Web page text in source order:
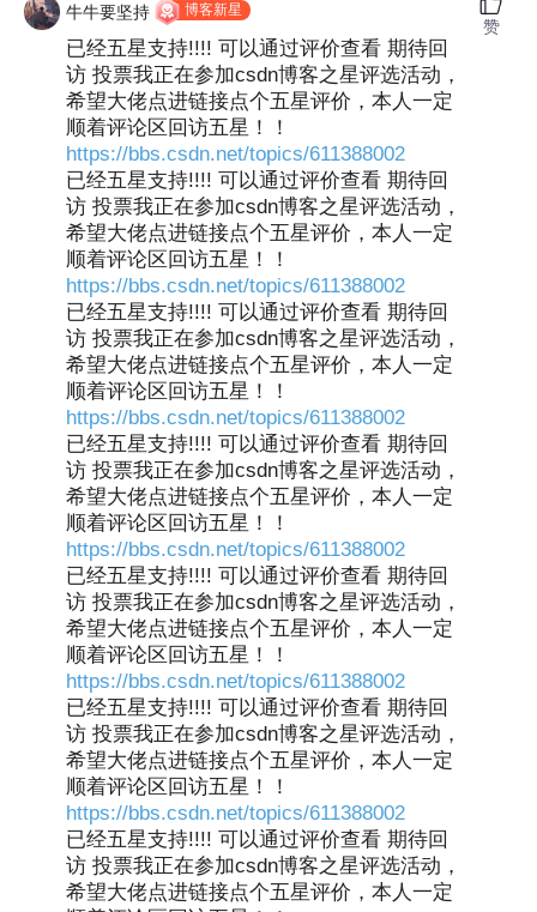
牛牛要坚持 博客新星
已经五星支持!!!! 可以通过评价查看 期待回
访 投票我正在参加csdn博客之星评选活动，
希望大佬点进链接点个五星评价，本人一定
顺着评论区回访五星！！
https://bbs.csdn.net/topics/611388002
已经五星支持!!!! 可以通过评价查看 期待回
访 投票我正在参加csdn博客之星评选活动，
希望大佬点进链接点个五星评价，本人一定
顺着评论区回访五星！！
https://bbs.csdn.net/topics/611388002
已经五星支持!!!! 可以通过评价查看 期待回
访 投票我正在参加csdn博客之星评选活动，
希望大佬点进链接点个五星评价，本人一定
顺着评论区回访五星！！
https://bbs.csdn.net/topics/611388002
已经五星支持!!!! 可以通过评价查看 期待回
访 投票我正在参加csdn博客之星评选活动，
希望大佬点进链接点个五星评价，本人一定
顺着评论区回访五星！！
https://bbs.csdn.net/topics/611388002
已经五星支持!!!! 可以通过评价查看 期待回
访 投票我正在参加csdn博客之星评选活动，
希望大佬点进链接点个五星评价，本人一定
顺着评论区回访五星！！
https://bbs.csdn.net/topics/611388002
已经五星支持!!!! 可以通过评价查看 期待回
访 投票我正在参加csdn博客之星评选活动，
希望大佬点进链接点个五星评价，本人一定
顺着评论区回访五星！！
https://bbs.csdn.net/topics/611388002
已经五星支持!!!! 可以通过评价查看 期待回
访 投票我正在参加csdn博客之星评选活动，
希望大佬点进链接点个五星评价，本人一定
赞